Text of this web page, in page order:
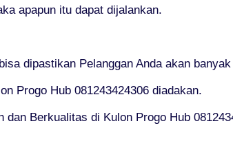
apapun itu dapat dijalankan.
dipastikan Pelanggan Anda akan
Progo Hub 081243424306 diadakan.
Berkualitas di Kulon Progo Hub